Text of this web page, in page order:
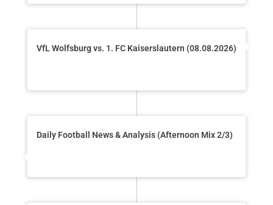
VfL Wolfsburg vs. 1. FC Kaiserslautern (08.08.2026)
Daily Football News & Analysis (Afternoon Mix 2/3)